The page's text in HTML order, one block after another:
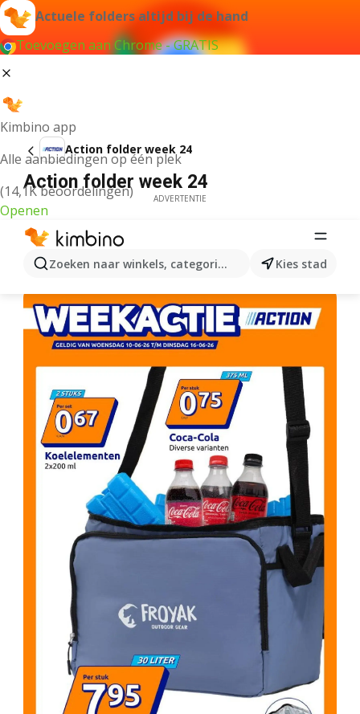
Actuele folders altijd bij de hand
Toevoegen aan Chrome - GRATIS
Kimbino app
Alle aanbiedingen op één plek
(14,1K beoordelingen)
Openen
Zoeken naar winkels, categorieën, producten...
Kies stad
Action folder week 24
Action folder week 24
ADVERTENTIE